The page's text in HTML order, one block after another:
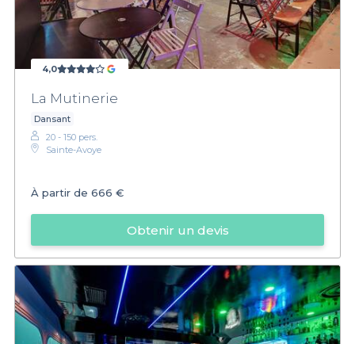
4,0
La Mutinerie
Dansant
20 - 150 pers.
Sainte-Avoye
À partir de 666 €
Obtenir un devis